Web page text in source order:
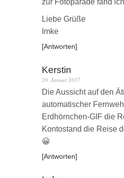
Liebe Grüße
Imke
Antworten
Kerstin
20. Januar 2017
Die Aussicht auf den
automatischer
Erdhörnchen-GIF die
Kontostand die Reise
😀
Antworten